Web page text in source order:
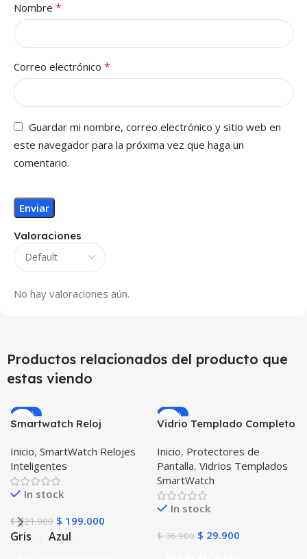
Valoraciones
No hay valoraciones aún.
Nombre *
Correo electrónico *
Guardar mi nombre, correo electrónico y sitio web en
este navegador para la próxima vez que haga un
comentario.
Productos relacionados del producto que
estas viendo
-10%
Smartwatch Reloj
WATCH™ (KW37 PRO) Mide
Temperatura Presión
Arterial y Ritmo Cardíaco
Inicio, SmartWatch Relojes
Inteligentes
In stock
$221.900 $ 199.000
Gris Azul
-19%
Vidrio Templado Completo
Inicio, Protectores de
Pantalla, Vidrios Templados
SmartWatch
In stock
$36.900 $ 29.900